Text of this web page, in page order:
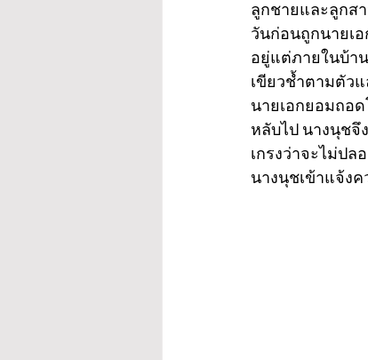
ลูกชายและลูกส
วันก่อนถูกนายเ
อยู่แต่ภายในบ้า
เขียวช้ำตามตัว
นายเอกยอมถอ
หลับไป นางนุชจึ
เกรงว่าจะไม่ป
นางนุชเข้าแจ้ง